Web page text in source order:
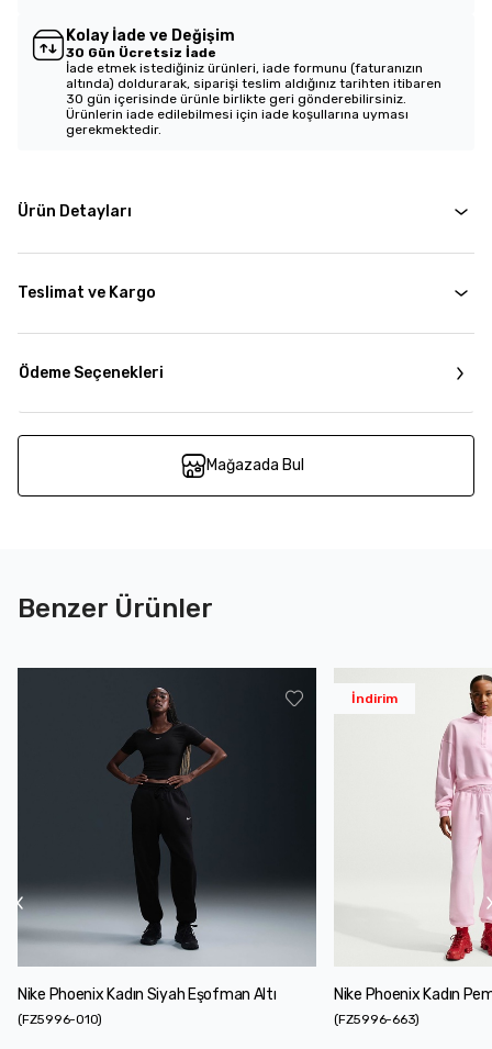
Kolay İade ve Değişim
30 Gün Ücretsiz İade
İade etmek istediğiniz ürünleri, iade formunu (faturanızın
altında) doldurarak, siparişi teslim aldığınız tarihten itibaren
30 gün içerisinde ürünle birlikte geri gönderebilirsiniz.
Ürünlerin iade edilebilmesi için iade koşullarına uyması
gerekmektedir.
Ürün Detayları
Teslimat ve Kargo
Ödeme Seçenekleri
Mağazada Bul
Benzer Ürünler
Nike Phoenix Kadın Siyah Eşofman Altı
(FZ5996-010)
İndirim
Nike Phoenix Kadın
(FZ5996-663)